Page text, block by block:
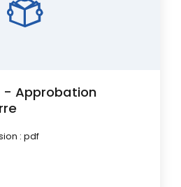
- Approbation
: pdf